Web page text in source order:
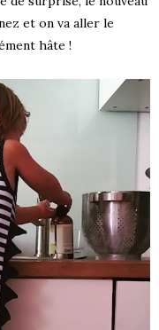
et on va aller le
hâte !